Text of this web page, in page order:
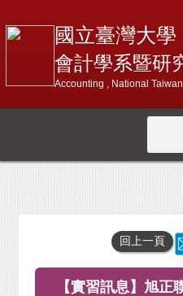
國立臺灣大學
會計學系暨研
Accounting , National
回上一頁
【實習訊息】旭正